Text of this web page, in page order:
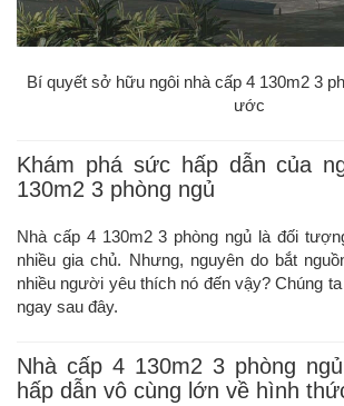
Bí quyết sở hữu ngôi nhà cấp 4 130m2 3
ước
Khám phá sức hấp dẫn của
130m2 3 phòng ngủ
Nhà cấp 4 130m2 3 phòng ngủ là đối
nhiều gia chủ. Nhưng, nguyên do bắt
nhiều người yêu thích nó đến vậy? Chúng
ngay sau đây.
Nhà cấp 4 130m2 3 phòng
hấp dẫn vô cùng lớn về hình